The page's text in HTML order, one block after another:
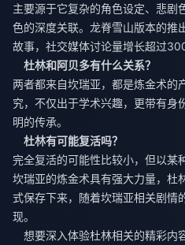
主要源于它复杂的角色设定、悲剧
色的深度关联。龙脊雪山版本的推
故事，社交媒体讨论量增长超过
杜林和阿贝多有什么关系？
两者都来自坎瑞亚，都是炼金术的
究，不仅出于学术兴趣，更带有身
明的传承。
杜林有可能复活吗？
完全复活的可能性比较小，但以某
坎瑞亚的炼金术具有强大力量，杜
式保存下来，随着坎瑞亚相关剧情
现。
想要深入体验杜林相关的精彩内